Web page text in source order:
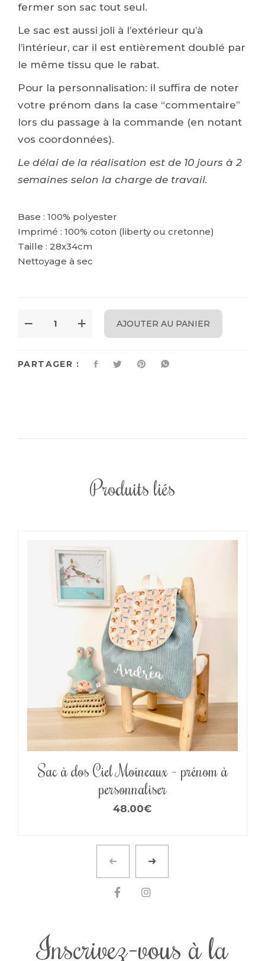
fermer son sac tout seul.
Le sac est aussi joli à l’extérieur qu’à
l’intérieur, car il est entièrement doublé par
le même tissu que le rabat.
Pour la personnalisation: il suffira de noter
votre prénom dans la case “commentaire”
lors du passage à la commande (en notant
vos coordonnées).
Le délai de la réalisation est de 10 jours à 2
semaines selon la charge de travail.
Base : 100% polyester
Imprimé : 100% coton (liberty ou cretonne)
Taille : 28x34cm
Nettoyage à sec
AJOUTER AU PANIER
PARTAGER :
Produits liés
Sac à dos Ciel Moineaux – prénom à
personnaliser
48.00€
Inscrivez-vous à la